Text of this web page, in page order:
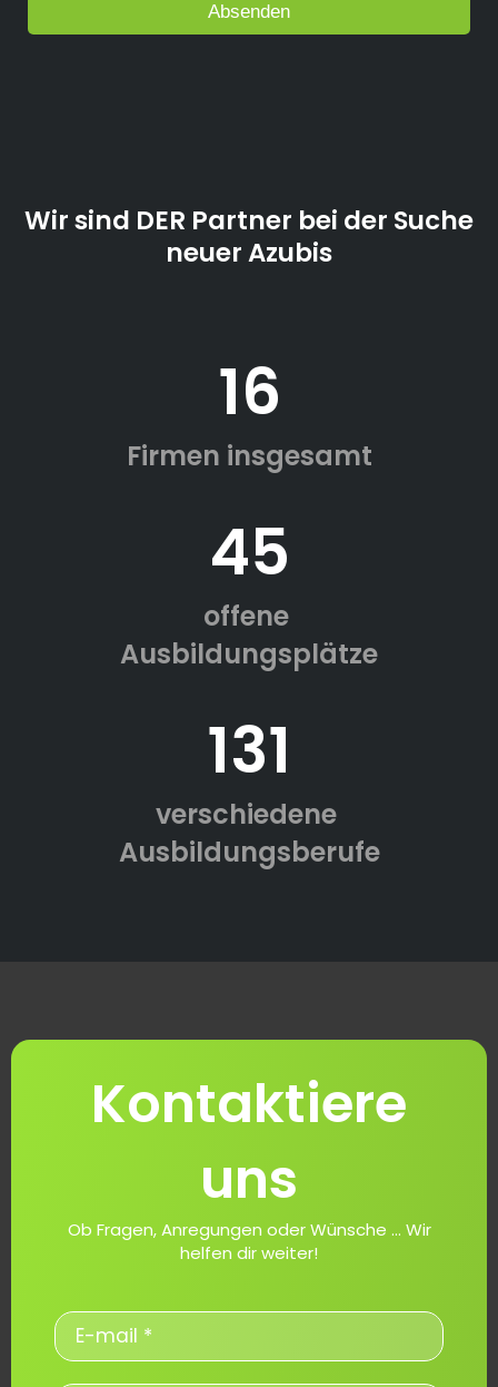
Wir sind DER Partner bei der Suche
neuer Azubis
16
Firmen insgesamt
45
offene
Ausbildungsplätze
131
verschiedene
Ausbildungsberufe
Kontaktiere
uns
Ob Fragen, Anregungen oder Wünsche ... Wir
helfen dir weiter!